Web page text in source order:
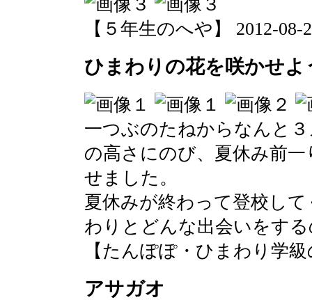
【５年生のへや】 2012-08-
ひまわりの花を咲かせよ
一つぶのたねからなんと
の高さにのび、夏休み前
せました。
夏休みが終わって登校し
わりとどんな出会いをす
【たんぽぽ・ひまわり学
アサガオ